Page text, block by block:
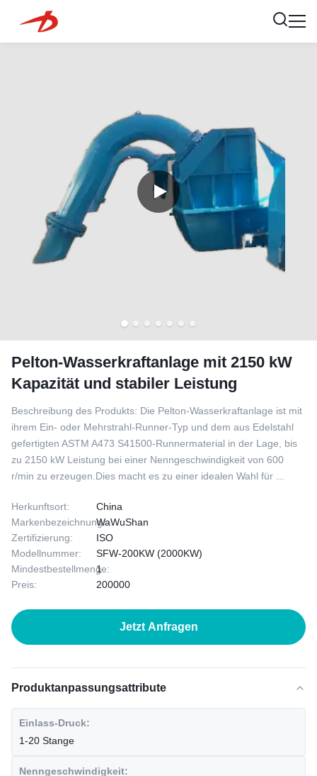
Pelton-Wasserkraftanlage mit 2150 kW
Kapazität und stabiler Leistung
Beschreibung des Produkts: Die Pelton-Wasserkraftanlage ist mit
ihrem Ein- oder Mehrstrahl-Runner-Typ und dem aus Edelstahl
gefertigten ASTM A473 S41500-Runnermaterial in der Lage, bis
zu 2150 kW Leistung bei einer Nenngeschwindigkeit von 600
r/min zu erzeugen.Dies macht es zu einer idealen Wahl für ...
Herkunftsort:
China
Markenbezeichnung:WaWuShan
Zertifizierung:
ISO
Modellnummer:
SFW-200KW (2000KW)
Mindestbestellmenge:
1
Preis:
200000
Jetzt Anfragen
Produktanpassungsattribute
Einlass-Druck:
1-20 Stange
Nenngeschwindigkeit: